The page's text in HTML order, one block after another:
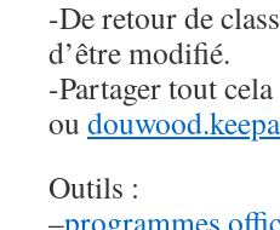
-De retour de
d’être modifié.
-Partager tout
ou
Outils :
–programmes